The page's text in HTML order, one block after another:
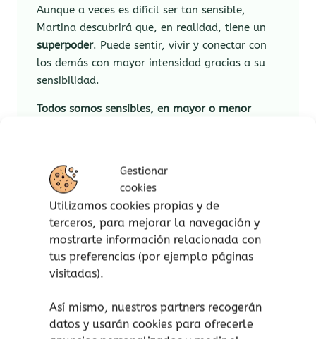
Gestionar
cookies
Utilizamos cookies propias y de
terceros, para mejorar la navegación y
mostrarte información relacionada con
tus preferencias (por ejemplo páginas
visitadas).
Así mismo, nuestros partners recogerán
datos y usarán cookies para ofrecerle
Aunque a veces es difícil ser tan sensible,
Martina descubrirá que, en realidad, tiene un
superpoder. Puede sentir, vivir y conectar con
los demás con mayor intensidad gracias a su
sensibilidad.
Todos somos sensibles, en mayor o menor
vivir siendo nosotros mismos.
Un cuento escrito por Míriam Tirado,
consultora de crianza consciente y periodista
especializada en maternidad, paternidad y
crianza.
para abrazar lo que sentimos?